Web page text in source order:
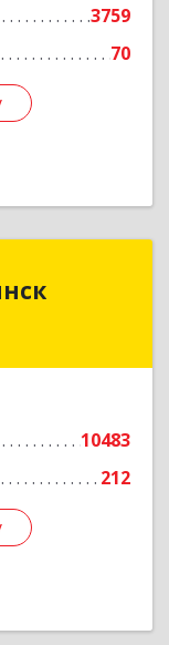
3759
70
10483
212